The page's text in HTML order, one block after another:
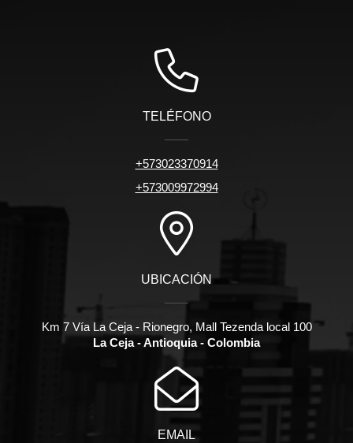
TELÉFONO
+573023370914
+573009972994
UBICACIÓN
Km 7 Vía La Ceja - Rionegro, Mall Tezenda local 100
La Ceja - Antioquia - Colombia
EMAIL